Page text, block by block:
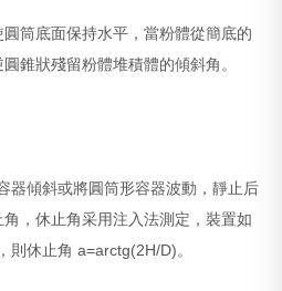
筒底面保持水平，當粉體從簡底的
錐狀殘留粉體堆積體的傾斜角。
器傾斜或將圓筒形容器波動，靜止后
，休止角采用注入法測定，裝置如
則休止角 a=arctg(2H/D)。